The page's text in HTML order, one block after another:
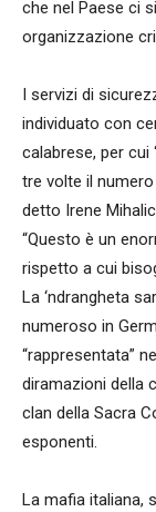
che nel Paese ci
organizzazione
I servizi di
individuato con
calabrese, per
tre volte il numero
detto Irene
“Questo è un
rispetto a cui
La ‘ndrangheta
numeroso in
“rappresentata”
diramazioni della
clan della Sacra
esponenti.
La mafia italiana,